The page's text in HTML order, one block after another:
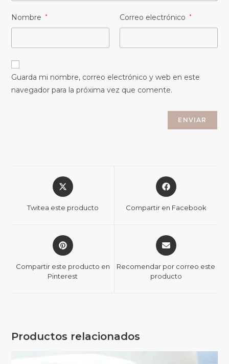
Nombre * Correo electrónico *
Guarda mi nombre, correo electrónico y web en este
navegador para la próxima vez que comente.
Twitea este producto Compartir en Facebook
Compartir este producto en
Pinterest
Recomendar por correo este
producto
Productos relacionados